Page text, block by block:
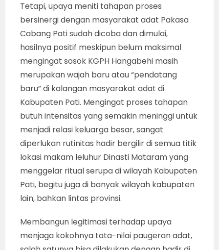
Tetapi, upaya meniti tahapan proses
bersinergi dengan masyarakat adat Pakasa
Cabang Pati sudah dicoba dan dimulai,
hasilnya positif meskipun belum maksimal
mengingat sosok KGPH Hangabehi masih
merupakan wajah baru atau “pendatang
baru” di kalangan masyarakat adat di
Kabupaten Pati. Mengingat proses tahapan
butuh intensitas yang semakin meninggi untuk
menjadi relasi keluarga besar, sangat
diperlukan rutinitas hadir bergilir di semua titik
lokasi makam leluhur Dinasti Mataram yang
menggelar ritual serupa di wilayah Kabupaten
Pati, begitu juga di banyak wilayah kabupaten
lain, bahkan lintas provinsi.
Membangun legitimasi terhadap upaya
menjaga kokohnya tata-nilai paugeran adat,